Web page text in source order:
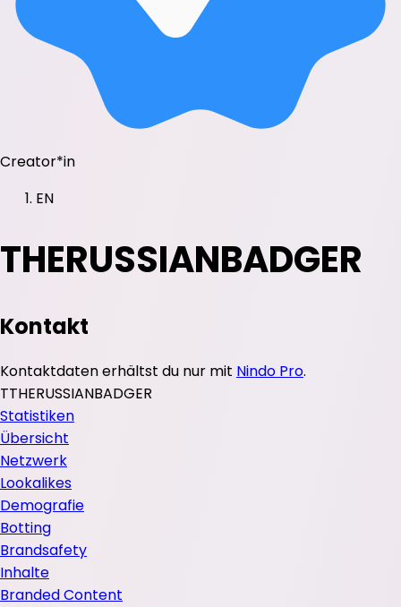
Creator*in
EN
THERUSSIANBADGER
Kontakt
Kontaktdaten erhältst du nur mit Nindo Pro.
TTHERUSSIANBADGER
Statistiken
Übersicht
Netzwerk
Lookalikes
Demografie
Botting
Brandsafety
Inhalte
Branded Content